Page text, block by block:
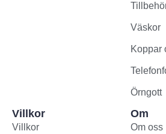
Väskor
Koppar
Örngott
Villkor
Villkor
Om
Om oss